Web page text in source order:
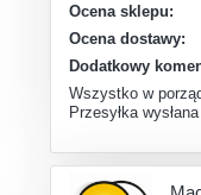
Ocena sklepu:
Ocena dostawy:
Dodatkowy
Wszystko w
Przesyłka